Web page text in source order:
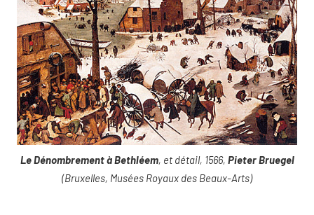
Le Dénombrement à Bethléem, et détail, 1566, Pieter Bruegel
(Bruxelles, Musées Royaux des Beaux-Arts)